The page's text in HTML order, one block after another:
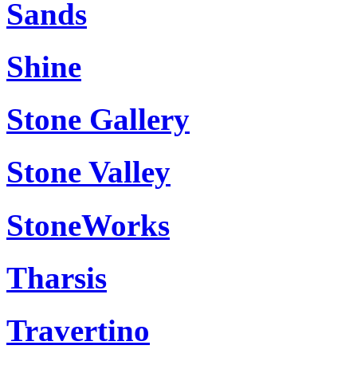
Sands
Shine
Stone Gallery
Stone Valley
StoneWorks
Tharsis
Travertino